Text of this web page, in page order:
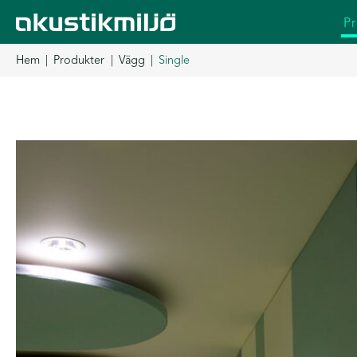
Hoppa
innehåll
Hem Produkter Vägg Single